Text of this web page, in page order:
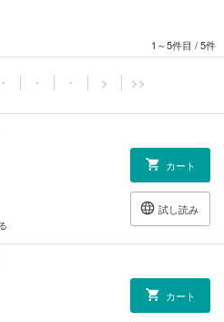
1～5件目 /5件
・ ・ ・ > >>
カート
試し読み
カート